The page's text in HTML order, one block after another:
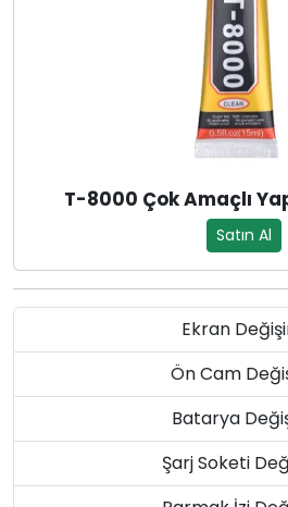
T-8000 Çok Amaçlı
Satın Al
Ekran
Ön Cam
Batarya
Şarj Soketi